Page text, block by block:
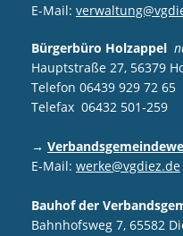
E-Mail:
Bürgerbüro Holzappel
Hauptstraße 27, 56379
Telefon 06439 929 72 65
Telefax 06432 501-259
→
E-Mail: werke@vgdiez.de
Bauhof der
Bahnhofsweg 7, 65582